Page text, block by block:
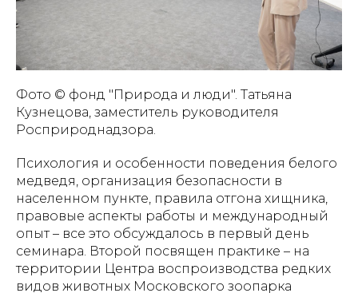
Фото © фонд "Природа и люди". Татьяна
Кузнецова, заместитель руководителя
Росприроднадзора.
Психология и особенности поведения белого
медведя, организация безопасности в
населенном пункте, правила отгона хищника,
правовые аспекты работы и международный
опыт – все это обсуждалось в первый день
семинара. Второй посвящен практике – на
территории Центра воспроизводства редких
видов животных Московского зоопарка